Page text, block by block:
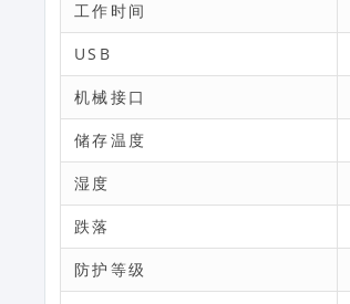
工作时间
USB
机械接口
储存温度
湿度
跌落
防护等级